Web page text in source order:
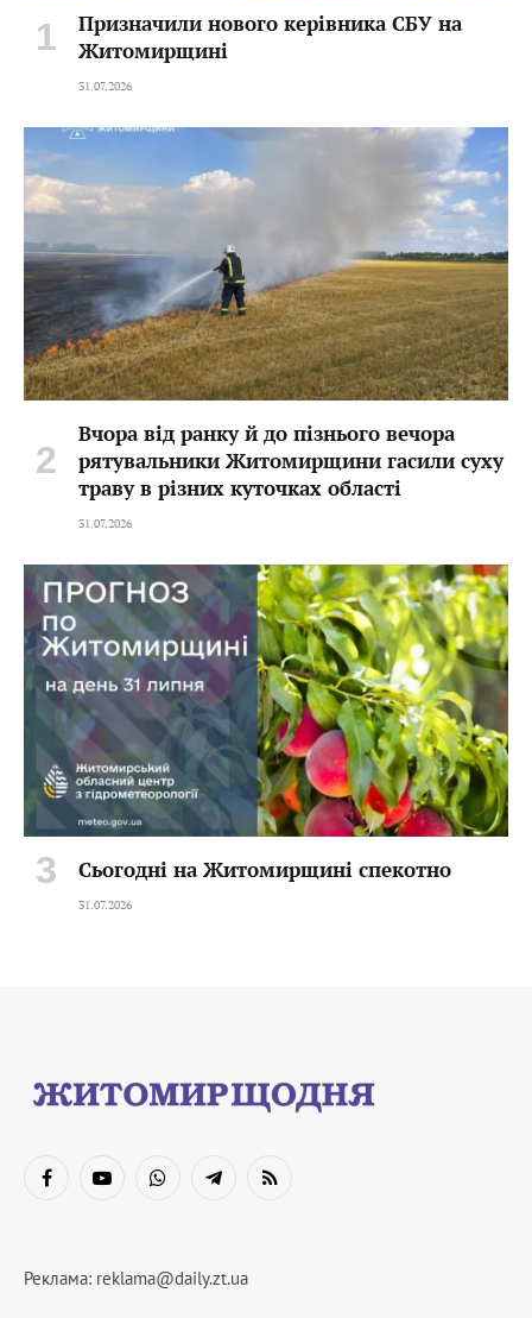
Призначили нового керівника СБУ на
Житомирщині
31.07.2026
Вчора від ранку й до пізнього вечора
рятувальники Житомирщини гасили суху
траву в різних куточках області
31.07.2026
Сьогодні на Житомирщині спекотно
31.07.2026
FacebookYouTubeWhatsAppTelegramRSS
Реклама: reklama@daily.zt.ua